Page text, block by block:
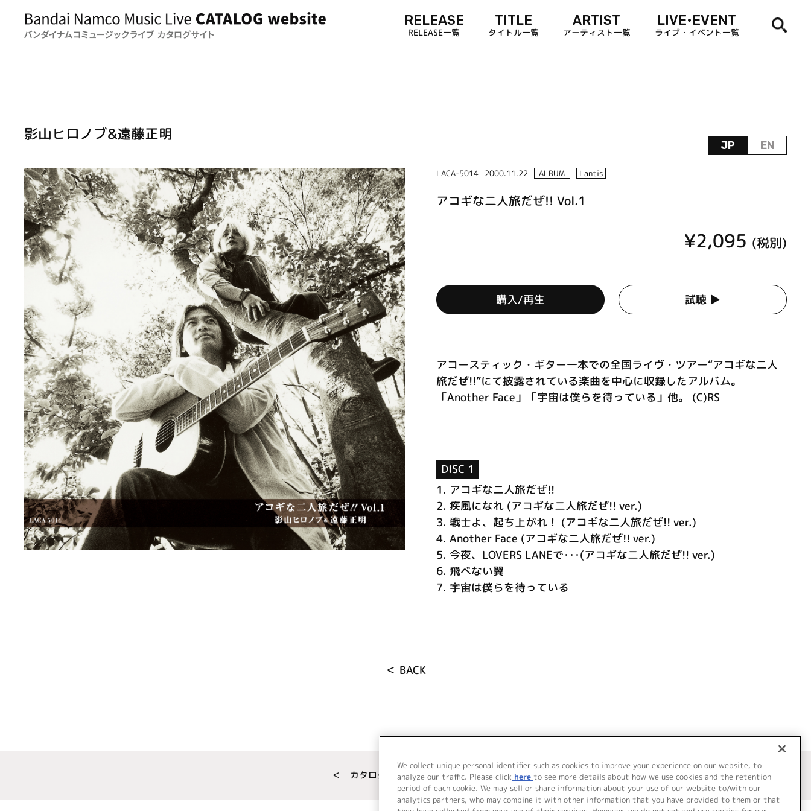
RELEASE
RELEASE一覧
TITLE
タイトル一覧
ARTIST
アーティスト一覧
LIVE•EVENT
ライブ・イベント一覧
JP EN
影山ヒロノブ&遠藤正明
LACA-5014 2000.11.22 ALBUM Lantis
アコギな二人旅だぜ!! Vol.1
¥2,095 (税別)
購入/再生 試聴 ▶︎
アコースティック・ギター一本での全国ライヴ・ツアー“アコギな二人
旅だぜ!!”にて披露されている楽曲を中心に収録したアルバム。
「Another Face」「宇宙は僕らを待っている」他。 (C)RS
DISC 1
1. アコギな二人旅だぜ!!
2. 疾風になれ (アコギな二人旅だぜ!! ver.)
3. 戦士よ、起ち上がれ！ (アコギな二人旅だぜ!! ver.)
4. Another Face (アコギな二人旅だぜ!! ver.)
5. 今夜、LOVERS LANEで･･･(アコギな二人旅だぜ!! ver.)
6. 飛べない翼
7. 宇宙は僕らを待っている
＜ BACK
＜ カタログサイト トップページへ
We collect unique personal identifier such as cookies to improve your experience on our website, to
analyze our traffic. Please click here to see more details about how we use cookies and the retention
period of each cookie. We may sell or share information about your use of our website to/with our
analytics partners, who may combine it with other information that you have provided to them or that